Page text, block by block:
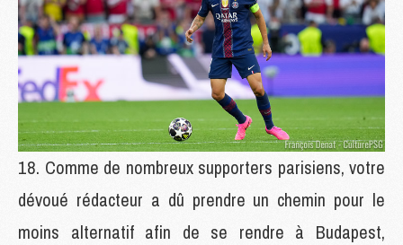
Comme de nombreux supporters parisiens, votre
dévoué rédacteur a dû prendre un chemin pour le
moins alternatif afin de se rendre à Budapest,